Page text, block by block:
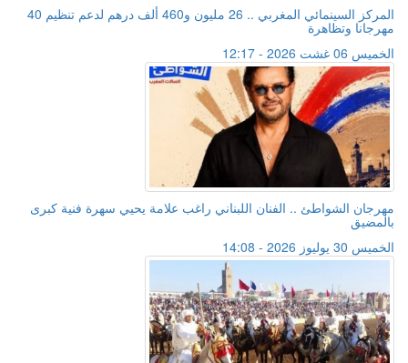
المركز السينمائي المغربي .. 26 مليون و460 ألف درهم لدعم تنظيم 40
مهرجانا وتظاهرة
الخميس 06 غشت 2026 - 12:17
مهرجان الشواطئ .. الفنان اللبناني راغب علامة يحيي سهرة فنية كبرى
بالمضيق
الخميس 30 يوليوز 2026 - 14:08